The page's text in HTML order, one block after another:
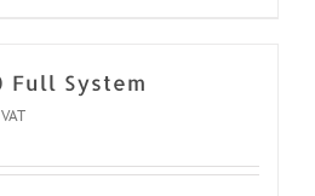
Full System